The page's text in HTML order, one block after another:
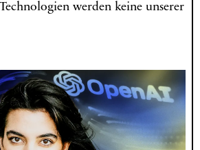
werden keine unserer